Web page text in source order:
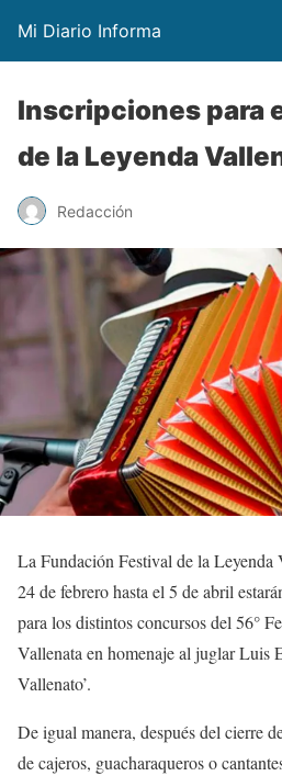
Mi Diario Informa
Inscripciones para
de la Leyenda
Redacción
La Fundación Festival de la Leyenda
24 de febrero hasta el 5 de abril
para los distintos concursos del 56°
Vallenata en homenaje al juglar Luis
Vallenato’.
De igual manera, después del cierre
de cajeros, guacharaqueros o